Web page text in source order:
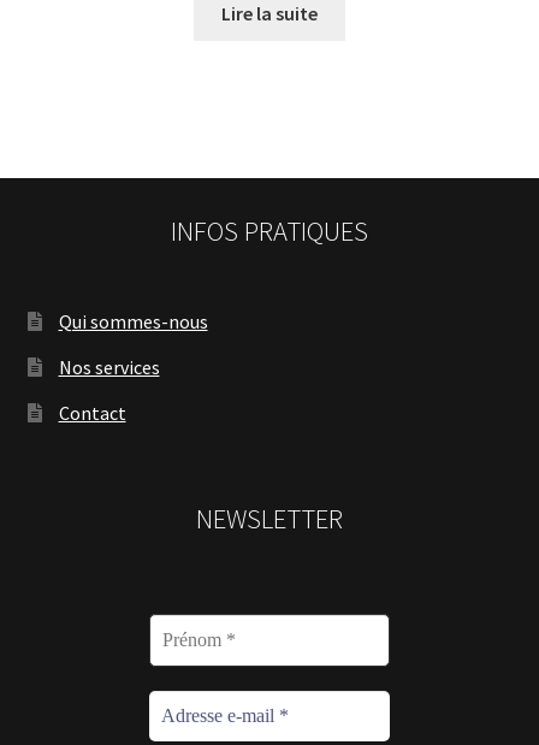
Lire la suite
INFOS PRATIQUES
Qui sommes-nous
Nos services
Contact
NEWSLETTER